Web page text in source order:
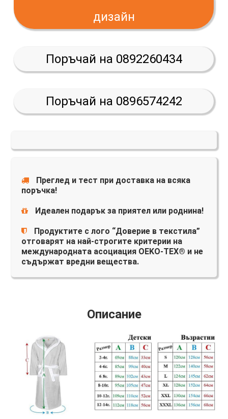
дизайн
Поръчай на 0892260434
Поръчай на 0896574242
Преглед и тест при доставка на всяка
поръчка!
Идеален подарък за приятел или роднина!
Продуктите с лого “Доверие в текстила”
отговарят на най-строгите критерии на
международната асоциация OEKO-TEX® и не
съдържат вредни вещества.
Описание